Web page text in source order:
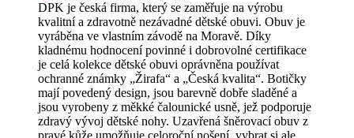
DPK je česká firma, který se zaměřuje na výrobu
kvalitní a zdravotně nezávadné dětské obuvi. Obuv je
vyráběna ve vlastním závodě na Moravě. Díky
kladnému hodnocení povinné i dobrovolné certifikace
je celá kolekce dětské obuvi oprávněna používat
ochranné známky „Žirafa“ a „Česká kvalita“. Botičky
mají povedený design, jsou barevně dobře sladěné a
jsou vyrobeny z měkké čalounické usně, jež podporuje
zdravý vývoj dětské nohy. Uzavřená šněrovací obuv z
pravé kůže umožňuje celoroční nošení, vybrat si ale